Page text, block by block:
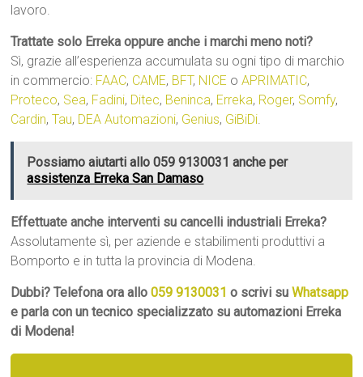
lavoro.
Trattate solo Erreka oppure anche i marchi meno noti?
Sì, grazie all’esperienza accumulata su ogni tipo di marchio
in commercio: FAAC, CAME, BFT, NICE oAPRIMATIC,
Proteco, Sea, Fadini, Ditec, Beninca, Erreka, Roger, Somfy,
Cardin,Tau, DEA Automazioni, Genius, GiBiDi.
Possiamo aiutarti allo 059 9130031 anche per
assistenza Erreka San Damaso
Effettuate anche interventi su cancelli industriali Erreka?
Assolutamente sì, per aziende e stabilimenti produttivi a
Bomporto e in tutta la provincia di Modena.
Dubbi? Telefona ora allo059 9130031 o scrivi suWhatsapp
e parla con un tecnico specializzato su automazioni Erreka
di Modena!